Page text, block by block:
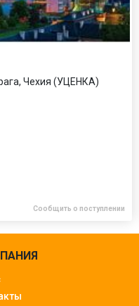
Чехия (УЦЕНКА)
Сообщить о поступлении